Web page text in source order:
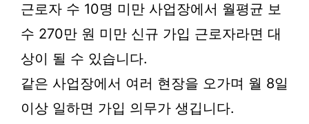
근로자 수 10명 미만 사업장에서 월평균 보
수 270만 원 미만 신규 가입 근로자라면 대
상이 될 수 있습니다.
같은 사업장에서 여러 현장을 오가며 월 8일
이상 일하면 가입 의무가 생깁니다.